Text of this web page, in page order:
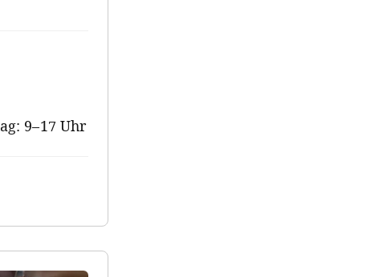
9–17 Uhr